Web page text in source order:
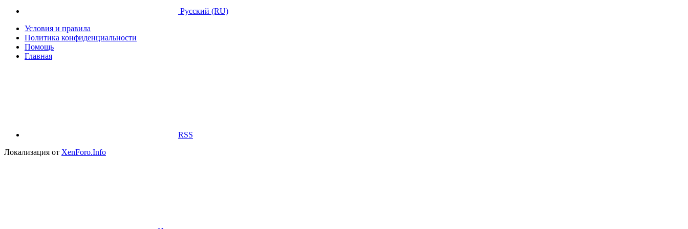
Русский (RU)
Условия и правила
Политика конфиденциальности
Помощь
Главная
RSS
Локализация от XenForo.Info